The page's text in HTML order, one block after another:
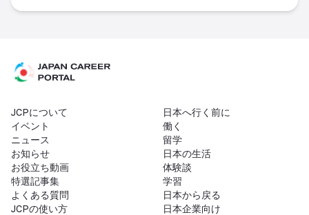
JCPについて
イベント
ニュース
お知らせ
お役立ち動画
特選記事集
よくある質問
JCPの使い方
日本へ行く前に
働く
留学
日本の生活
体験談
学習
日本から戻る
日本企業向け